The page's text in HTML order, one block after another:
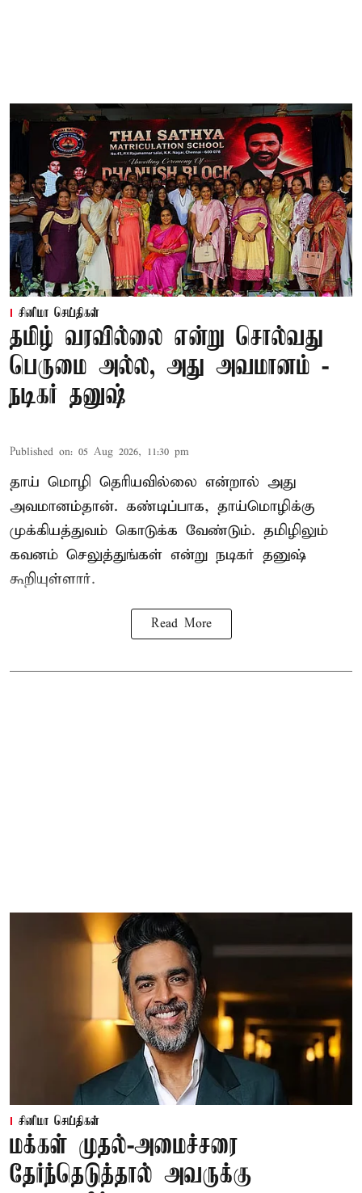
சினிமா செய்திகள்
தமிழ் வரவில்லை என்று சொல்வது
பெருமை அல்ல, அது அவமானம் -
நடிகர் தனுஷ்
Published on: 05 Aug 2026, 11:30 pm
தாய் மொழி தெரியவில்லை என்றால் அது
அவமானம்தான். கண்டிப்பாக, தாய்மொழிக்கு
முக்கியத்துவம் கொடுக்க வேண்டும். தமிழிலும்
கவனம் செலுத்துங்கள் என்று நடிகர் தனுஷ்
கூறியுள்ளார்.
Read More
சினிமா செய்திகள்
மக்கள் முதல்-அமைச்சரை
தேர்ந்தெடுத்தால் அவருக்கு